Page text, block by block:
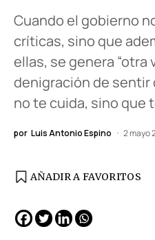
Cuando el gobierno
críticas, sino que
ellas, se genera “otra
denigración de sentir
no te cuida, sino que
por Luis Antonio Espino 2 mayo
AÑADIR A FAVORITOS